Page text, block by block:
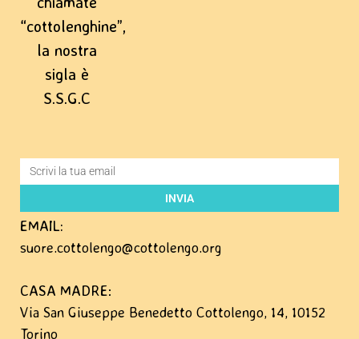
“cottolenghine”,
la nostra
sigla è
S.S.G.C
INVIA
EMAIL:
suore.cottolengo@cottolengo.org
CASA MADRE:
Via San Giuseppe Benedetto Cottolengo, 14, 10152
Torino